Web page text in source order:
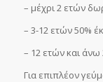
– μέχρι 2 ετών
– 3-12 ετών 50%
– 12 ετών και
Για επιπλέον